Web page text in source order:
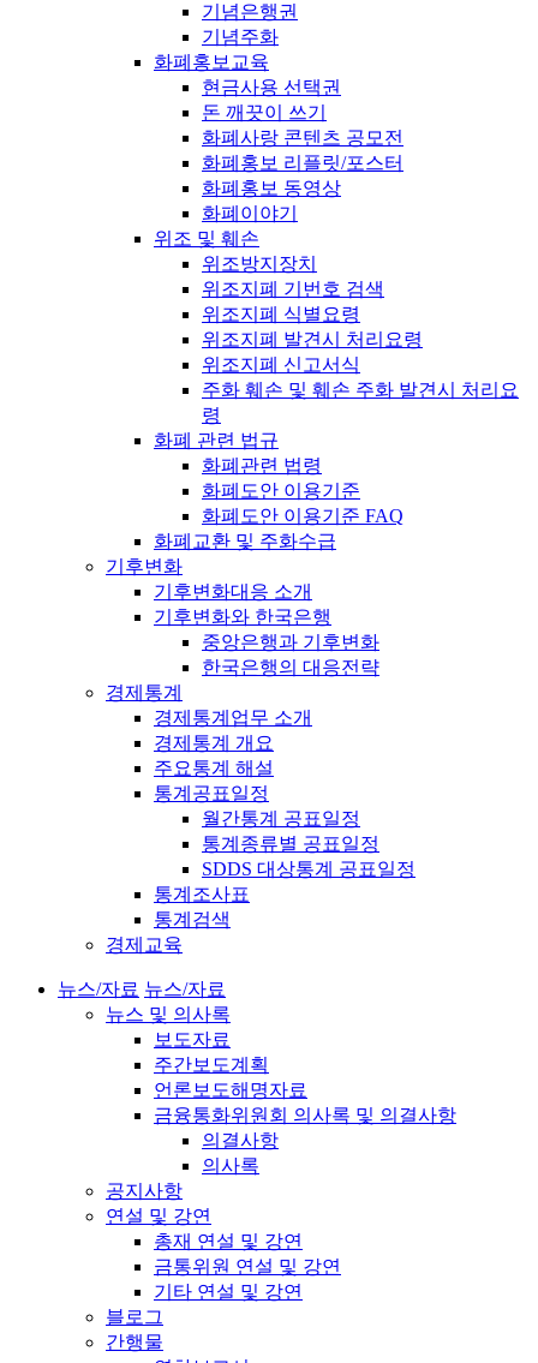
기념은행권
기념주화
화폐홍보교육
현금사용 선택권
돈 깨끗이 쓰기
화폐사랑 콘텐츠 공모전
화폐홍보 리플릿/포스터
화폐홍보 동영상
화폐이야기
위조 및 훼손
위조방지장치
위조지폐 기번호 검색
위조지폐 식별요령
위조지폐 발견시 처리요령
위조지폐 신고서식
주화 훼손 및 훼손 주화 발견시 처리요
령
화폐 관련 법규
화폐관련 법령
화폐도안 이용기준
화폐도안 이용기준 FAQ
화폐교환 및 주화수급
기후변화
기후변화대응 소개
기후변화와 한국은행
중앙은행과 기후변화
한국은행의 대응전략
경제통계
경제통계업무 소개
경제통계 개요
주요통계 해설
통계공표일정
월간통계 공표일정
통계종류별 공표일정
SDDS 대상통계 공표일정
통계조사표
통계검색
경제교육
뉴스/자료 뉴스/자료
뉴스 및 의사록
보도자료
주간보도계획
언론보도해명자료
금융통화위원회 의사록 및 의결사항
의결사항
의사록
공지사항
연설 및 강연
총재 연설 및 강연
금통위원 연설 및 강연
기타 연설 및 강연
블로그
간행물